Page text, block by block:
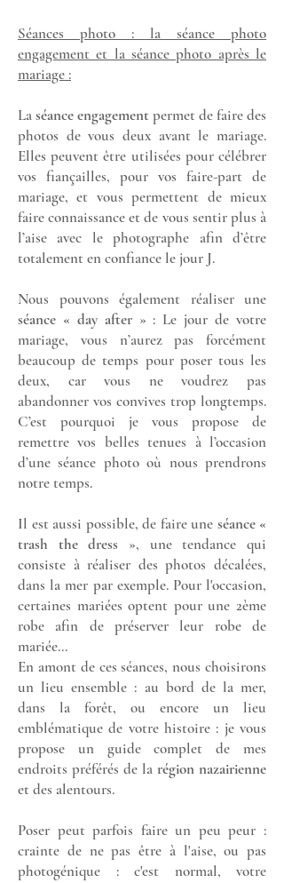
Séances photo : la séance photo
engagement et la séance photo après le
mariage :
Laséance engagementpermet de faire des
photos de vous deux avant le mariage.
Elles peuvent être utilisées pour célébrer
vos fiançailles, pour vos faire-part de
mariage, et vous permettent de mieux
faire connaissance et de vous sentir plus à
l’aise avec le photographe afin d’être
totalement en confiance le jour J.
Nous pouvons également réaliser une
séance « day after» : Le jour de votre
mariage, vous n’aurez pas forcément
beaucoup de temps pour poser tous les
deux, car vous ne voudrez pas
abandonner vos convives trop longtemps.
C’est pourquoi je vous propose de
remettre vos belles tenues à l’occasion
d’une séance photo où nous prendrons
notre temps.
Il est aussi possible, de faire une séance «
trash the dress », une tendance qui
consiste à réaliser des photos décalées,
dans la mer par exemple. Pour l'occasion,
certaines mariées optent pour une 2ème
robe afin de préserver leur robe de
mariée...
En amont de ces séances, nous choisirons
un lieu ensemble : au bord de la mer,
dans la forêt, ou encore un lieu
emblématique de votre histoire : je vous
propose un guide complet de mes
endroits préférés de la région nazairienne
et des alentours.
Poser peut parfois faire un peu peur :
crainte de ne pas être à l'aise, ou pas
photogénique : c'est normal, votre